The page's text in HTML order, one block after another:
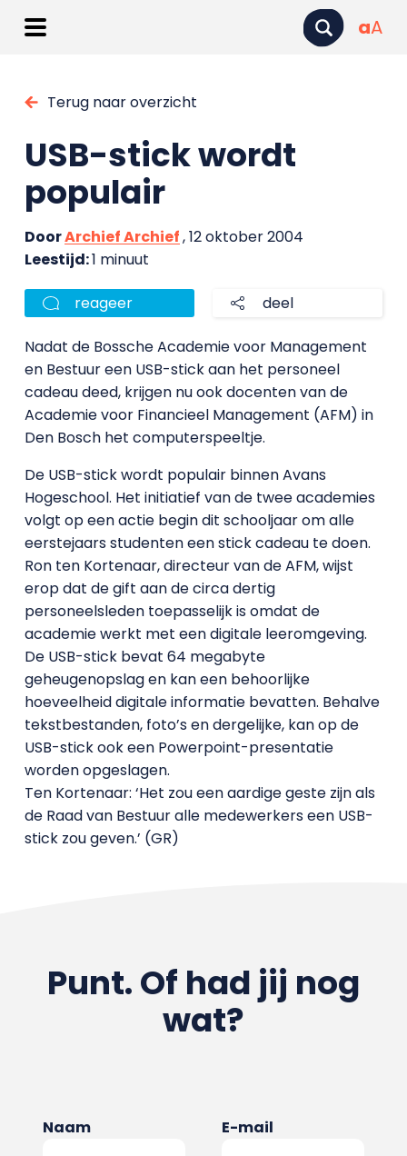
aA
Terug naar overzicht
USB-stick wordt
populair
DoorArchief Archief, 12 oktober 2004
Leestijd:1 minuut
reageer deel
Nadat de Bossche Academie voor Management
en Bestuur een USB-stick aan het personeel
cadeau deed, krijgen nu ook docenten van de
Academie voor Financieel Management (AFM) in
Den Bosch het computerspeeltje.
De USB-stick wordt populair binnen Avans
Hogeschool. Het initiatief van de twee academies
volgt op een actie begin dit schooljaar om alle
eerstejaars studenten een stick cadeau te doen.
Ron ten Kortenaar, directeur van de AFM, wijst
erop dat de gift aan de circa dertig
personeelsleden toepasselijk is omdat de
academie werkt met een digitale leeromgeving.
De USB-stick bevat 64 megabyte
geheugenopslag en kan een behoorlijke
hoeveelheid digitale informatie bevatten. Behalve
tekstbestanden, foto’s en dergelijke, kan op de
USB-stick ook een Powerpoint-presentatie
worden opgeslagen.
Ten Kortenaar: ‘Het zou een aardige geste zijn als
de Raad van Bestuur alle medewerkers een USB-
stick zou geven.’ (GR)
Punt. Of had jij nog
wat?
Naam E-mail